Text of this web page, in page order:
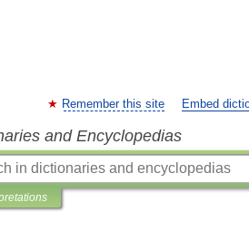
Remember this site Embed
and Encyclopedias